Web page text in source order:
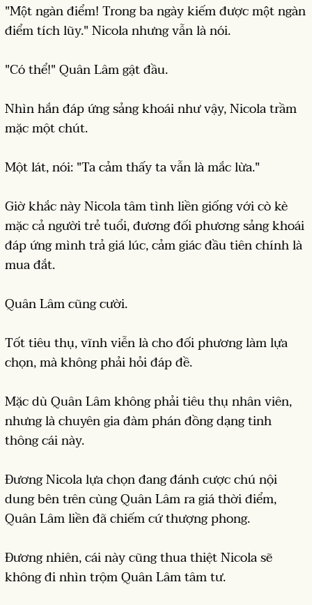
"Một ngàn điểm! Trong ba ngày kiếm được một ngàn
điểm tích lũy." Nicola nhưng vẫn là nói.
"Có thể!" Quân Lâm gật đầu.
Nhìn hắn đáp ứng sảng khoái như vậy, Nicola trầm
mặc một chút.
Một lát, nói: "Ta cảm thấy ta vẫn là mắc lừa."
Giờ khắc này Nicola tâm tình liền giống với cò kè
mặc cả người trẻ tuổi, đương đối phương sảng khoái
đáp ứng mình trả giá lúc, cảm giác đầu tiên chính là
mua đắt.
Quân Lâm cũng cười.
Tốt tiêu thụ, vĩnh viễn là cho đối phương làm lựa
chọn, mà không phải hỏi đáp đề.
Mặc dù Quân Lâm không phải tiêu thụ nhân viên,
nhưng là chuyên gia đàm phán đồng dạng tinh
thông cái này.
Đương Nicola lựa chọn đang đánh cược chú nội
dung bên trên cùng Quân Lâm ra giá thời điểm,
Quân Lâm liền đã chiếm cứ thượng phong.
Đương nhiên, cái này cũng thua thiệt Nicola sẽ
không đi nhìn trộm Quân Lâm tâm tư.